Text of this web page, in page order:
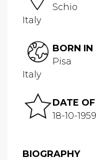
Schio
Italy
BORN IN
Pisa
Italy
DATE
18-10-1959
BIOGRAPHY